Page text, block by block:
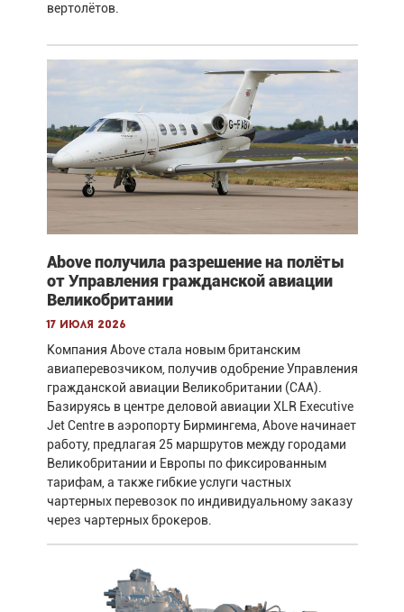
вертолётов.
Above получила разрешение на полёты
от Управления гражданской авиации
Великобритании
17 июля 2026
Компания Above стала новым британским
авиаперевозчиком, получив одобрение Управления
гражданской авиации Великобритании (CAA).
Базируясь в центре деловой авиации XLR Executive
Jet Centre в аэропорту Бирмингема, Above начинает
работу, предлагая 25 маршрутов между городами
Великобритании и Европы по фиксированным
тарифам, а также гибкие услуги частных
чартерных перевозок по индивидуальному заказу
через чартерных брокеров.